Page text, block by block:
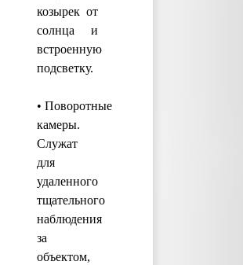
козырек от
солнца и
встроенную
подсветку.
• Поворотные
камеры.
Служат
для
удаленного
тщательного
наблюдения
за
объектом,